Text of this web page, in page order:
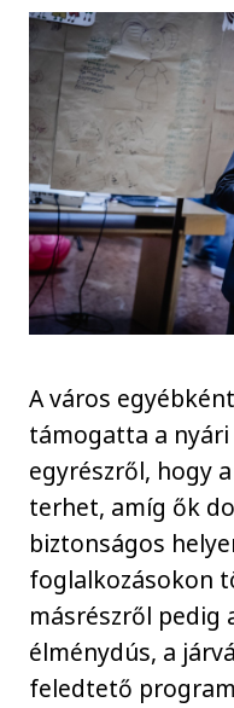
A város
támogatta a
egyrészről, hogy
terhet, amíg ők
biztonságos
foglalkozásokon
másrészről pedig
élménydús, a
feledtető